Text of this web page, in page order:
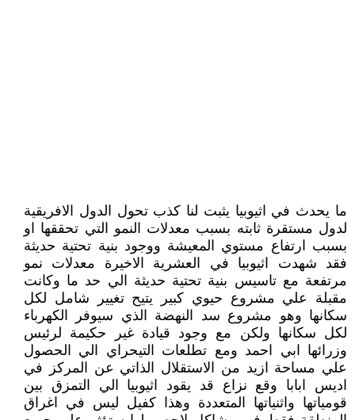
ما يحدث في اثيوبيا يثبت لنا كذب تحول الدول الافريقية
لدول مستقرة ثابته بسبب معدلات النمو التي تحققها او
بسبب ارتفاع مستوي المعيشة ووجود بنية تحتية حديثة
فقد شهدت اثيوبيا في العشرية الاخيرة معدلات نمو
مرتفعة مع تاسيس بنية تحتية حديثة الي حد ما وكانت
مقبلة علي مشروع حيوي كبير يتيح تغيير شامل لكل
سكانها وهو مشروع سد النهضة الذي سيوفر الكهرباء
لكل سكانها ولكن مع وجود قيادة غير حكيمة لرئيس
وزرائها ابي احمد ومع تطلعات التيحراي الي الحصول
علي مساحة ازيد من الاستقلال الذاتي عن المركز في
اديس ابابا وقع نزاع قد يقود اثيوبيا الي التمزق بين
قومياتها واثنياتها المتعددة وهذا كفيل ليس في اغراق